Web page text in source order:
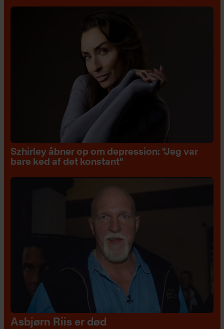
Szhirley åbner op om depression: "Jeg var
bare ked af det konstant"
Asbjørn Riis er død